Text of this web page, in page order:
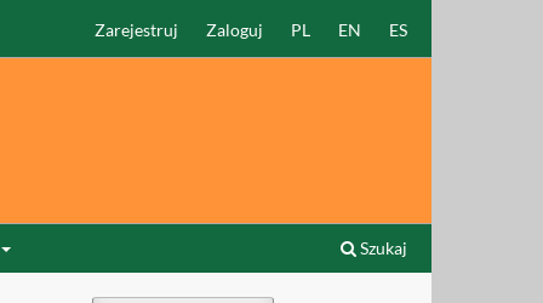
Szukaj
Zarejestruj Zaloguj PL EN ES